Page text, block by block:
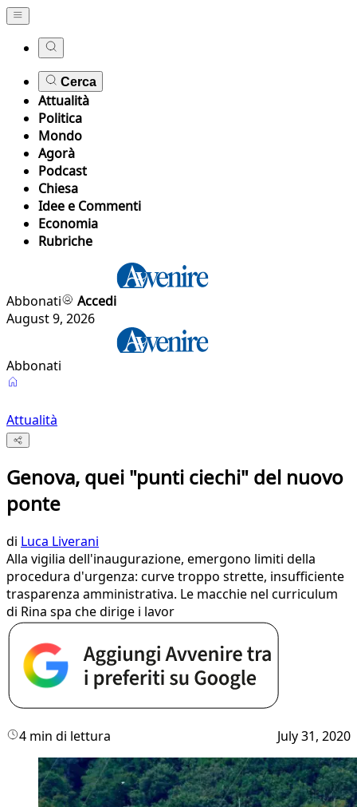
Cerca
Attualità
Politica
Mondo
Agorà
Podcast
Chiesa
Idee e Commenti
Economia
Rubriche
Abbonati
Accedi
August 9, 2026
Abbonati
Attualità
Genova, quei "punti ciechi" del nuovo
ponte
di Luca Liverani
Alla vigilia dell'inaugurazione, emergono limiti della
procedura d'urgenza: curve troppo strette, insufficiente
trasparenza amministrativa. Le macchie nel curriculum
di Rina spa che dirige i lavor
4 min di lettura July 31, 2020